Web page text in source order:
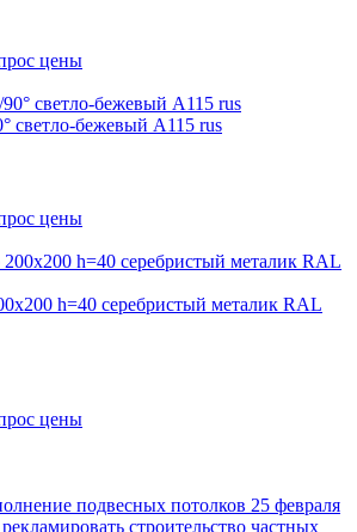
цены
светло-бежевый А115 rus
цены
h=40 серебристый металик RAL
цены
подвесных потолков 25 февраля
строительство частных